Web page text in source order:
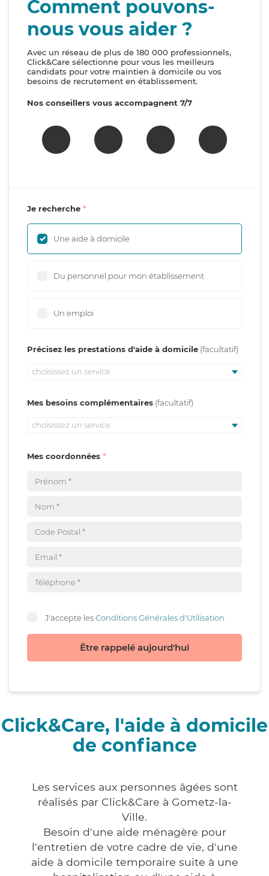
Comment pouvons-
nous vous aider ?
Avec un réseau de plus de 180 000 professionnels,
Click&Care sélectionne pour vous les meilleurs
candidats pour votre maintien à domicile ou vos
besoins de recrutement en établissement.
Nos conseillers vous accompagnent 7/7
Je recherche
Une aide à domicile
Du personnel pour mon établissement
Un emploi
Précisez les prestations d'aide à domicile
choisissez un service
Mes besoins complémentaires
choisissez un service
Mes coordonnées
J'accepte lesConditions Générales d'Utilisation
Être rappelé aujourd'hui
Click&Care, l'aide à domicile
de confiance
Les services aux personnes âgées sont
réalisés par Click&Care à Gometz-la-
Ville.
Besoin d'une aide ménagère pour
l'entretien de votre cadre de vie, d'une
aide à domicile temporaire suite à une